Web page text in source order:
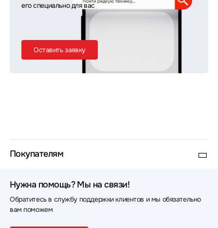
его специально для вас
Оставить заявку
Покупателям
Нужна помощь? Мы на связи!
Обратитесь в службу поддержки клиентов и мы обязательно
вам поможем